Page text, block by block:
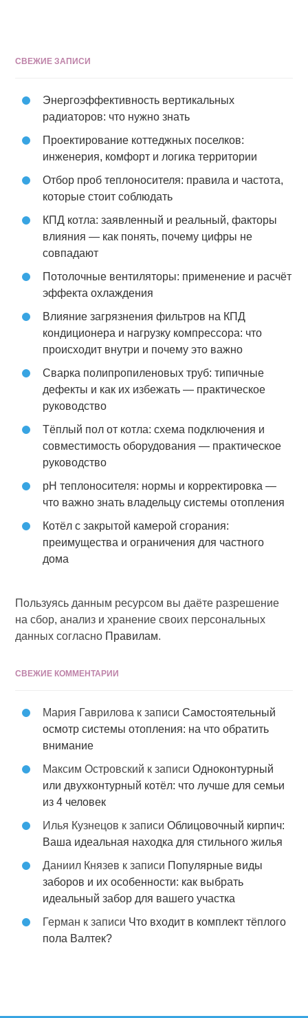
СВЕЖИЕ ЗАПИСИ
Энергоэффективность вертикальных
радиаторов: что нужно знать
Проектирование коттеджных поселков:
инженерия, комфорт и логика территории
Отбор проб теплоносителя: правила и частота,
которые стоит соблюдать
КПД котла: заявленный и реальный, факторы
влияния — как понять, почему цифры не
совпадают
Потолочные вентиляторы: применение и расчёт
эффекта охлаждения
Влияние загрязнения фильтров на КПД
кондиционера и нагрузку компрессора: что
происходит внутри и почему это важно
Сварка полипропиленовых труб: типичные
дефекты и как их избежать — практическое
руководство
Тёплый пол от котла: схема подключения и
совместимость оборудования — практическое
руководство
pH теплоносителя: нормы и корректировка —
что важно знать владельцу системы отопления
Котёл с закрытой камерой сгорания:
преимущества и ограничения для частного
дома
Пользуясь данным ресурсом вы даёте разрешение
на сбор, анализ и хранение своих персональных
данных согласно Правилам.
СВЕЖИЕ КОММЕНТАРИИ
Мария Гаврилова к записиСамостоятельный
осмотр системы отопления: на что обратить
внимание
Максим Островский к записиОдноконтурный
или двухконтурный котёл: что лучше для семьи
из 4 человек
Илья Кузнецов к записиОблицовочный кирпич:
Ваша идеальная находка для стильного жилья
Даниил Князев к записи Популярные виды
заборов и их особенности: как выбрать
идеальный забор для вашего участка
Герман к записи Что входит в комплект тёплого
пола Валтек?